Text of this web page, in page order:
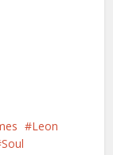
Leon
Soul